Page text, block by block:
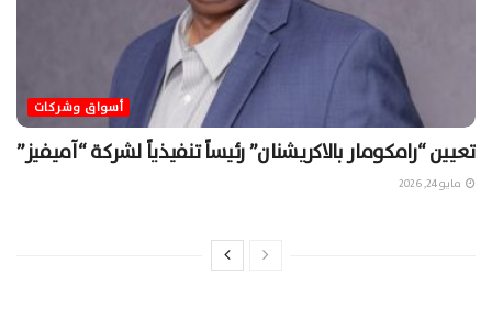
أسواق وشركات
تعيين “رامكومار بالاكريشنان” رئيساً تنفيذياً لشركة “آميفيز”
مايو 24, 2026